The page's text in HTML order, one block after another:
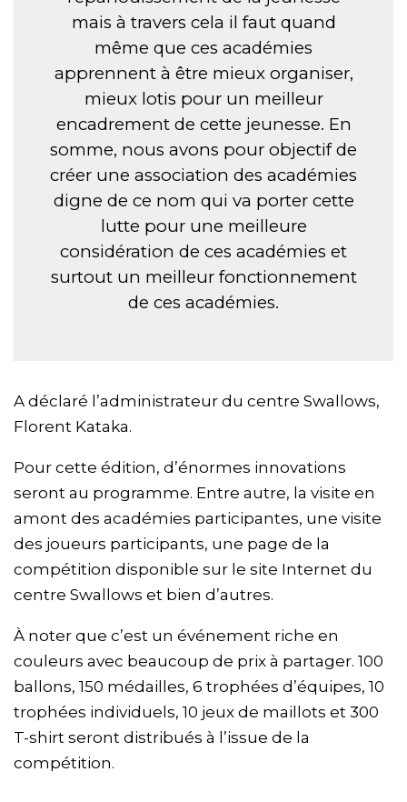
mais à travers cela il faut quand
même que ces académies
apprennent à être mieux organiser,
mieux lotis pour un meilleur
encadrement de cette jeunesse. En
somme, nous avons pour objectif de
créer une association des académies
digne de ce nom qui va porter cette
lutte pour une meilleure
considération de ces académies et
surtout un meilleur fonctionnement
de ces académies.
A déclaré l’administrateur du centre Swallows,
Florent Kataka.
Pour cette édition, d’énormes innovations
seront au programme. Entre autre, la visite en
amont des académies participantes, une visite
des joueurs participants, une page de la
compétition disponible sur le site Internet du
centre Swallows et bien d’autres.
À noter que c’est un événement riche en
couleurs avec beaucoup de prix à partager. 100
ballons, 150 médailles, 6 trophées d’équipes, 10
trophées individuels, 10 jeux de maillots et 300
T-shirt seront distribués à l’issue de la
compétition.